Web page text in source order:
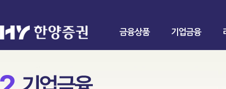
금융상품 기업금융